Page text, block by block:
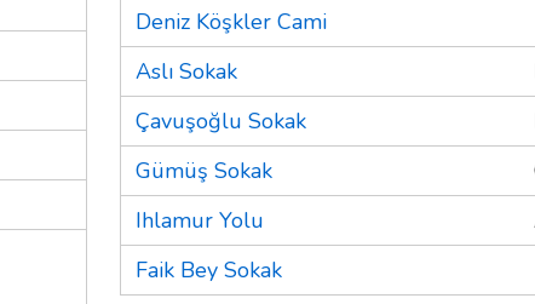
Deniz Köşkler Cami
Aslı Sokak
Çavuşoğlu Sokak
Gümüş Sokak
Ihlamur Yolu
Faik Bey Sokak